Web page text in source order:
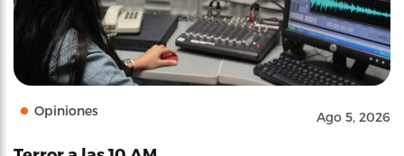
Opiniones Ago 5, 2026